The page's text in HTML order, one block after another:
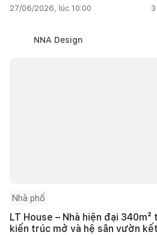
27/06/2026, lúc 10:00 3
NNA Design
Nhà phố
LT House – Nhà hiện đại
kiến trúc mở và hệ sân vườn